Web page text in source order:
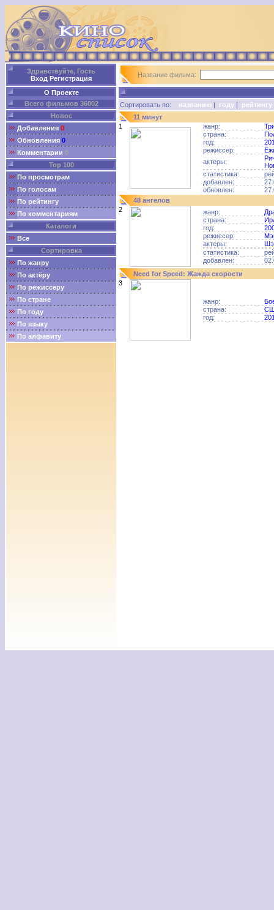
Здравствуйте, Гость
Вход Регистрация
О Проекте
Всего фильмов 36002
Новое
Добавления 0
Обновления 0
Комментарии 0
Top 100
По просмотрам
По голосам
По рейтингу
По комментариям
Каталоги
Все
Сортировка
По жанру
По актёру
По режиссеру
По стране
По году
По языку
По алфавиту
Название фильма:
Сортировать по: названию | году | рейтингу
11 минут
1
жанр:
страна:
год:
режиссер:
актеры:
статистика:
добавлен:
обновлен:
48 ангелов
2
жанр:
страна:
год:
режиссер:
актеры:
статистика:
добавлен:
Need for Speed: Жажда скорости
3
жанр:
страна:
год: